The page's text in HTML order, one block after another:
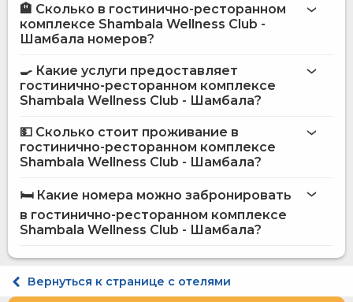
Больше информации про Гостинично-ресторанный
комплекс Shambala Wellness Club - Шамбала
🏨 Сколько в гостинично-ресторанном
комплексе Shambala Wellness Club -
Шамбала номеров?
Wellness Club - Шамбала
на сайте
🍳 Какие услуги предоставляет
гостинично-ресторанном комплексе
Shambala Wellness Club - Шамбала?
Wellness Club - Шамбала
Бар
Прачечная
Ресторан
Сад
Сауна
Спа и оздоровительный центр
💵 Сколько стоит проживание в
гостинично-ресторанном комплексе
Shambala Wellness Club - Шамбала?
комплексе Shambala Wellness Club - Шамбала
на сайте Hotels24.ua
🛏️ Какие номера можно забронировать
в гостинично-ресторанном комплексе
Shambala Wellness Club - Шамбала?
Улучшенный двухместный STANDARD POOL VIEW
Вернуться к странице с отелями